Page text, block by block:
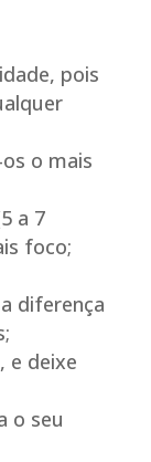
pois
o mais
a 7
foco;
diferença
e deixe
o seu